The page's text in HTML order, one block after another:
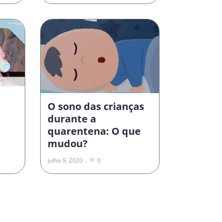
O sono das crianças
durante a
quarentena: O que
mudou?
julho 9, 2020 0